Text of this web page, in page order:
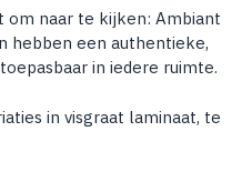
om naar te kijken: Ambiant
hebben een authentieke,
in iedere ruimte.
in visgraat laminaat, te